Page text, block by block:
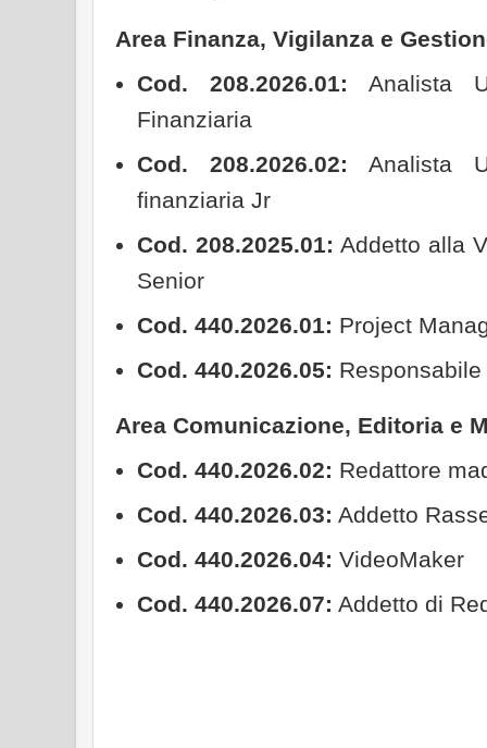
Area Finanza, Vigilanza e
Cod. 208.2026.01: Analista
Finanziaria
Cod. 208.2026.02: Analista
finanziaria Jr
Cod. 208.2025.01: Addetto alla
Senior
Cod. 440.2026.01: Project
Cod. 440.2026.05:
Area Comunicazione, Editoria e
Cod. 440.2026.02: Redattore
Cod. 440.2026.03: Addetto
Cod. 440.2026.04: VideoMaker
Cod. 440.2026.07: Addetto di